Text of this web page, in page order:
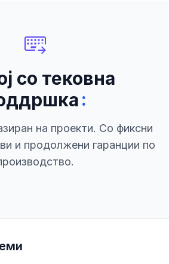
со тековна
:
на проекти. Со фиксни
и продолжени гаранции по